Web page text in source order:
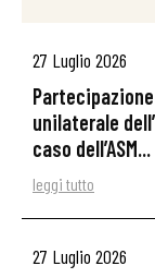
27 Luglio 2026
unilaterale
caso dell’ASM...
leggi tutto
27 Luglio 2026